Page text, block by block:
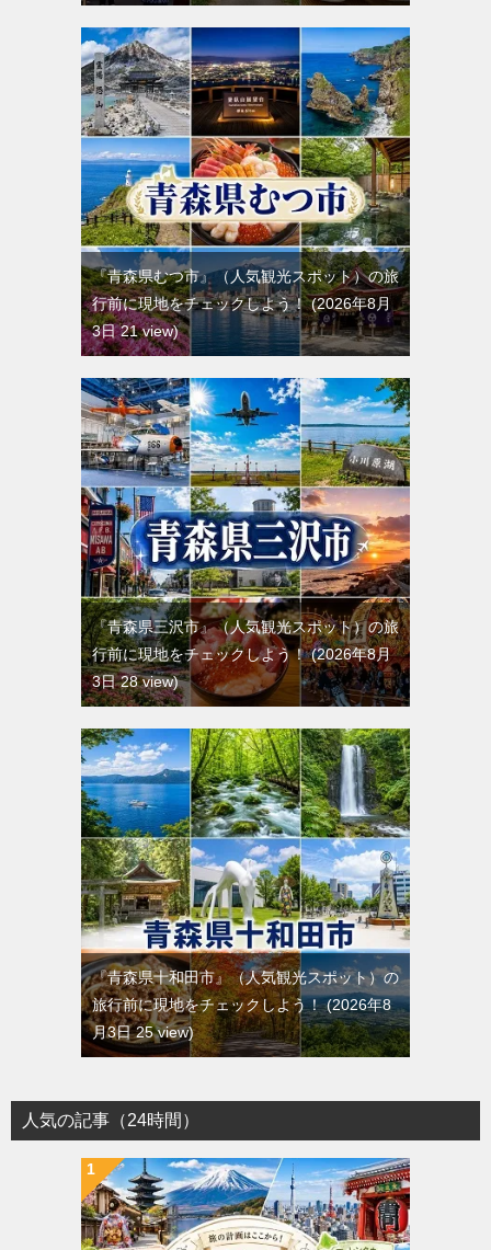
『青森県むつ市』（人気観光スポット）の旅
行前に現地をチェックしよう！ 2026年8月
3日 21 view
『青森県三沢市』（人気観光スポット）の旅
行前に現地をチェックしよう！ 2026年8月
3日 28 view
『青森県十和田市』（人気観光スポット）の
旅行前に現地をチェックしよう！ 2026年8
月3日 25 view
人気の記事（24時間）